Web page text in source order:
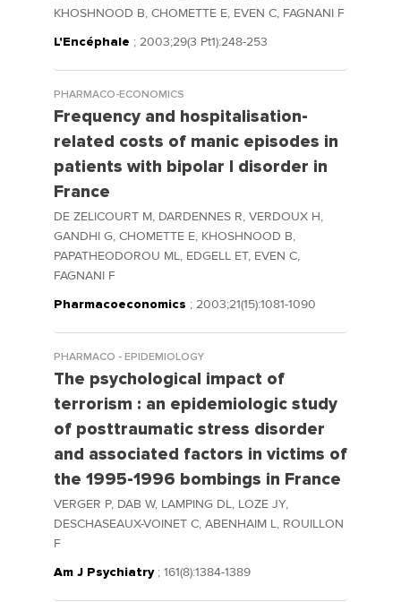
KHOSHNOOD B, CHOMETTE E, EVEN C, FAGNANI F
L'Encéphale ; 2003;29(3 Pt1):248-253
PHARMACO-ECONOMICS
Frequency and hospitalisation-
related costs of manic episodes in
patients with bipolar I disorder in
France
DE ZELICOURT M, DARDENNES R, VERDOUX H,
GANDHI G, CHOMETTE E, KHOSHNOOD B,
PAPATHEODOROU ML, EDGELL ET, EVEN C,
FAGNANI F
Pharmacoeconomics ; 2003;21(15):1081-1090
PHARMACO - EPIDEMIOLOGY
The psychological impact of
terrorism : an epidemiologic study
of posttraumatic stress disorder
and associated factors in victims of
the 1995-1996 bombings in France
VERGER P, DAB W, LAMPING DL, LOZE JY,
DESCHASEAUX-VOINET C, ABENHAIM L, ROUILLON
F
Am J Psychiatry; 161(8):1384-1389